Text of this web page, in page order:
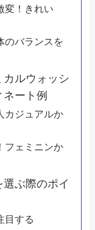
変！きれい
のバランスを
カルウォッシ
ート例
カジュアルか
フェミニンか
ぶ際のポイ
目する